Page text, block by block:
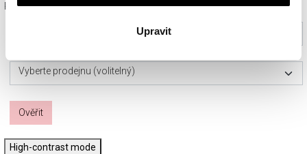
Upravit
Prosím, vyberte ze seznamu město nebo konkrétní prodejnu
Vyberte prodejnu (volitelný)
Ověřit
High-contrast mode